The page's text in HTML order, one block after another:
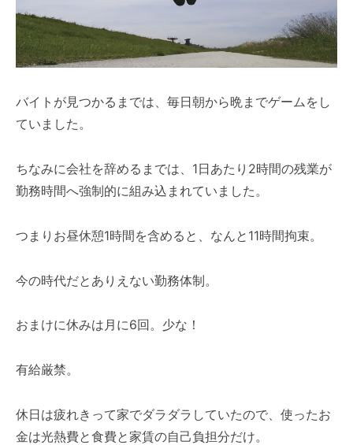
バイトが見つかるまでは、毎日朝から晩までゲームをし
ていました。
ちなみに会社を辞めるまでは、1日あたり2時間の残業が
勤務時間へ強制的に組み込まれていました。
つまりお昼休憩1時間を含めると、なんと11時間拘束。
今の時代だとありえない勤務体制。
おまけに休みは月に6回。少な！
有給厳禁。
休日は疲れきって家でダラダラしていたので、使ったお
金は光熱費と食費と家賃の自己負担分だけ。